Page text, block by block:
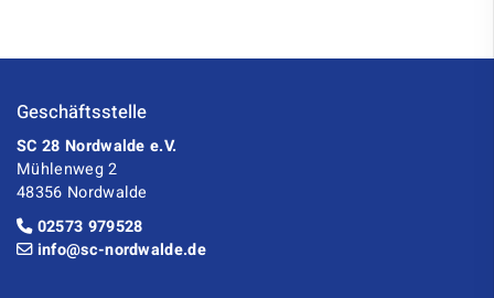
Geschäftsstelle
SC 28 Nordwalde e.V.
Mühlenweg 2
48356 Nordwalde
02573 979528
info@sc-nordwalde.de